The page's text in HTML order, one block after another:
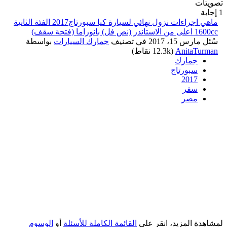
تصويتات
1 إجابة
ماهي اجراءات نزول نهائي لسيارة كيا سبورتاج2017 الفئة الثانية
1600cc اعلى من الاستاندر (نص فل) بانوراما (فتحة سقف)
سُئل مارس 15، 2017 في تصنيف جمارك السيارات بواسطة
AnitaTurman
(
12.3k نقاط)
جمارك
سبورتاج
2017
سفر
مصر
لمشاهدة المزيد، انقر على القائمة الكاملة للأسئلة أو الوسوم